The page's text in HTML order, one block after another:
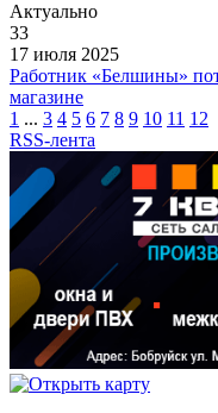
Актуально
33
17 июля 2025
Работник «Белшины»
магазине
1 ... 3 4 5 6 7 8 9 10 11 12
RSS-лента